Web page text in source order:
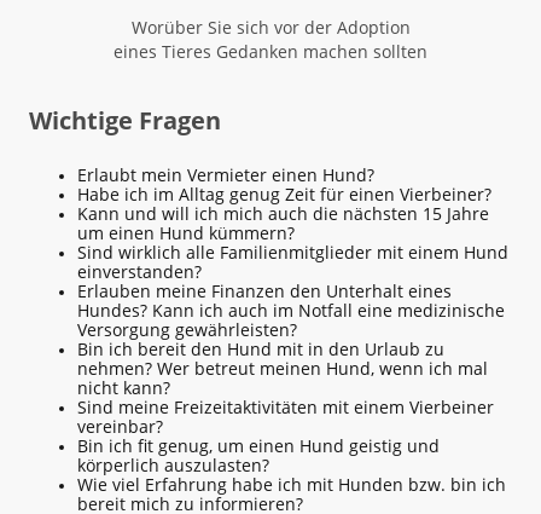
Worüber Sie sich vor der Adoption
eines Tieres Gedanken machen sollten
Wichtige Fragen
Erlaubt mein Vermieter einen Hund?
Habe ich im Alltag genug Zeit für einen Vierbeiner?
Kann und will ich mich auch die nächsten 15 Jahre
um einen Hund kümmern?
Sind wirklich alle Familienmitglieder mit einem Hund
einverstanden?
Erlauben meine Finanzen den Unterhalt eines
Hundes? Kann ich auch im Notfall eine medizinische
Versorgung gewährleisten?
Bin ich bereit den Hund mit in den Urlaub zu
nehmen? Wer betreut meinen Hund, wenn ich mal
nicht kann?
Sind meine Freizeitaktivitäten mit einem Vierbeiner
vereinbar?
Bin ich fit genug, um einen Hund geistig und
körperlich auszulasten?
Wie viel Erfahrung habe ich mit Hunden bzw. bin ich
bereit mich zu informieren?